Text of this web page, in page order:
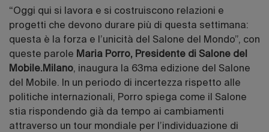
“Oggi qui si lavora e si costruiscono relazioni e
progetti che devono durare più di questa settimana:
questa è la forza e l’unicità del Salone del Mondo”, con
queste parole Maria Porro, Presidente di Salone del
Mobile.Milano, inaugura la 63ma edizione del Salone
del Mobile. In un periodo di incertezza rispetto alle
politiche internazionali, Porro spiega come il Salone
stia rispondendo già da tempo ai cambiamenti
attraverso un tour mondiale per l’individuazione di